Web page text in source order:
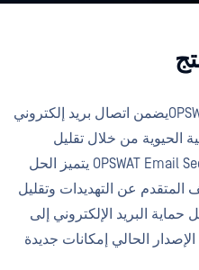
يضمن اتصال بريد إلكتروني
الحيوية من خلال تقليل
مخاطر الأمن السيبراني. ال OPSWAT Email Security يتميز الحل
عن التهديدات وتقليل
البريد الإلكتروني إلى
الحالي إمكانات جديدة